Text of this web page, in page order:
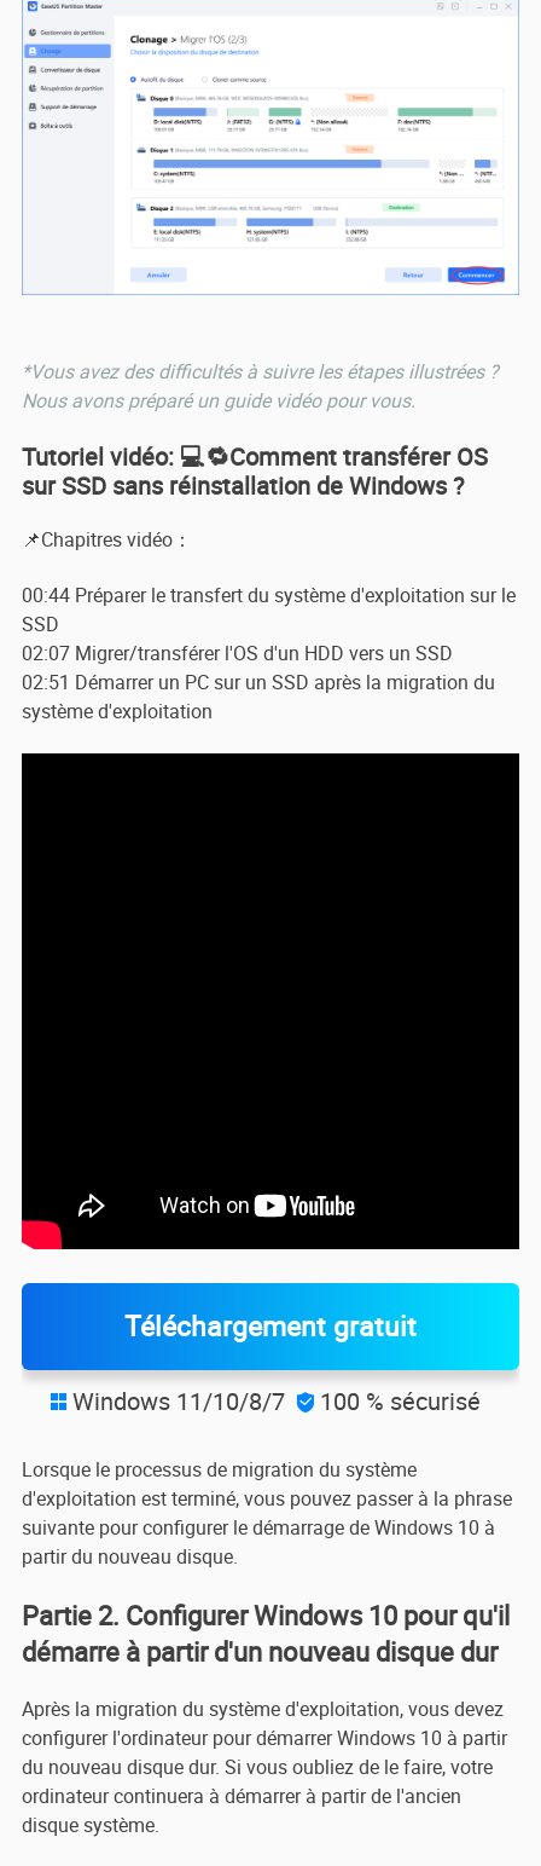
*Vous avez des difficultés à suivre les étapes illustrées ?
Nous avons préparé un guide vidéo pour vous.
Tutoriel vidéo: 💻🔁Comment transférer OS
sur SSD sans réinstallation de Windows ?
📌Chapitres vidéo：
00:44 Préparer le transfert du système d'exploitation sur le
SSD
02:07 Migrer/transférer l'OS d'un HDD vers un SSD
02:51 Démarrer un PC sur un SSD après la migration du
système d'exploitation
Téléchargement gratuit
 Windows 11/10/8/7  100 % sécurisé
Lorsque le processus de migration du système
d'exploitation est terminé, vous pouvez passer à la phrase
suivante pour configurer le démarrage de Windows 10 à
partir du nouveau disque.
Partie 2. Configurer Windows 10 pour qu'il
démarre à partir d'un nouveau disque dur
Après la migration du système d'exploitation, vous devez
configurer l'ordinateur pour démarrer Windows 10 à partir
du nouveau disque dur. Si vous oubliez de le faire, votre
ordinateur continuera à démarrer à partir de l'ancien
disque système.